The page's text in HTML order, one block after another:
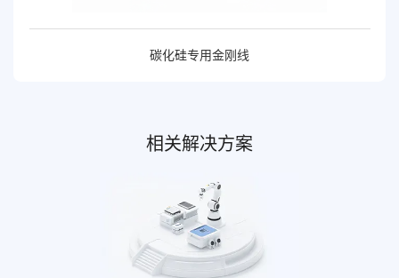
碳化硅专用金刚线
相关解决方案